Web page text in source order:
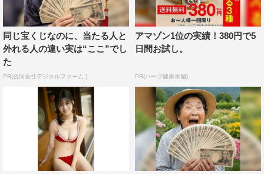
同じ宝くじなのに、当たる人と
外れる人の違い実は“ここ”でし
た
PR(合同会社デジタルファーム )
アマゾン1位の実績！380円で5
日間お試し。
PR(ハーブ健康本舗)